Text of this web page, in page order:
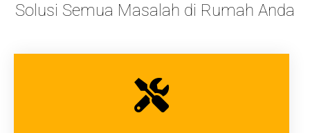
Solusi Semua Masalah di Rumah Anda